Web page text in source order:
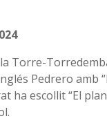
Torre-
Pedrero amb
ha escollit “El